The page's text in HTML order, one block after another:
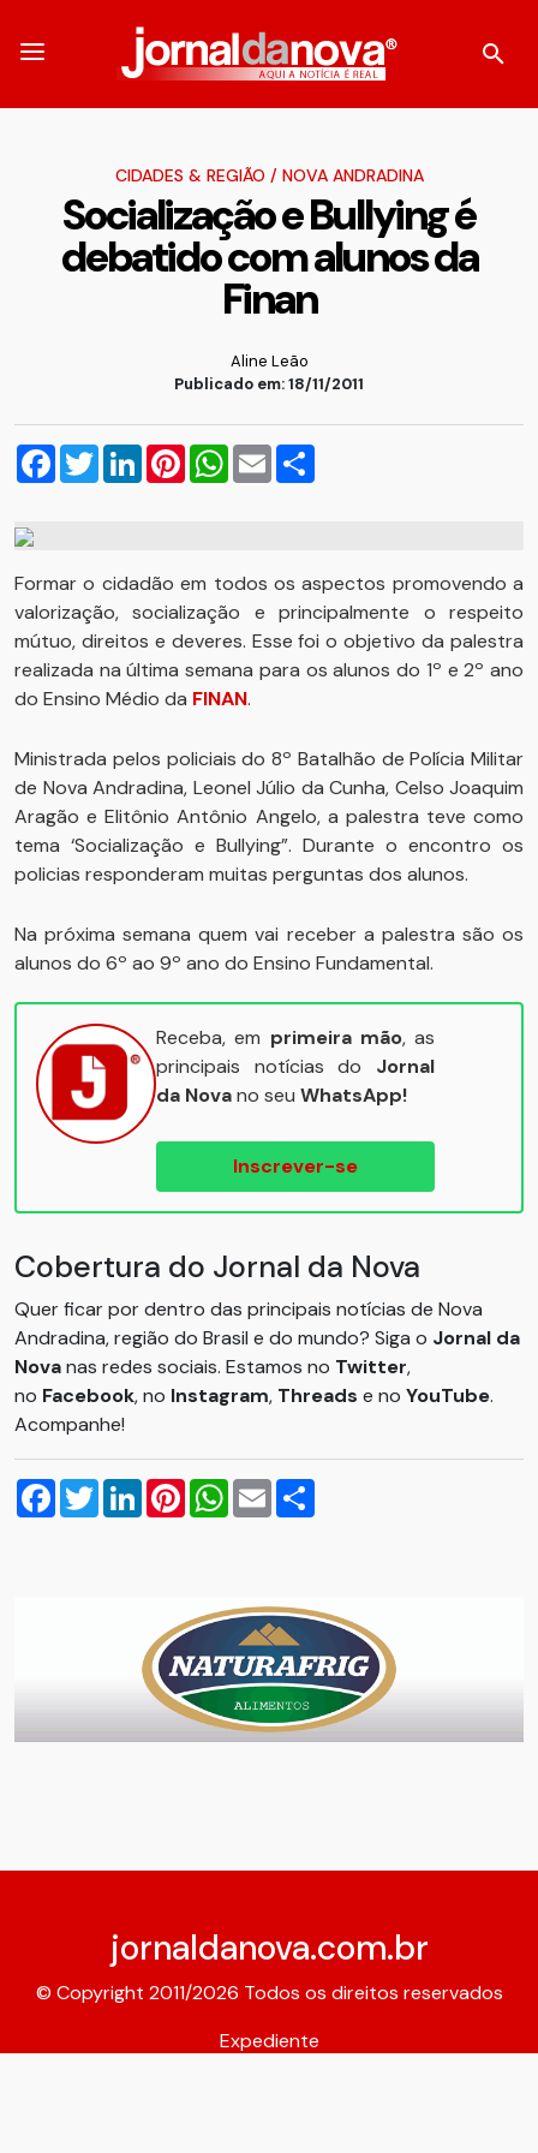
CIDADES & REGIÃO / NOVA ANDRADINA
Socialização e Bullying é
debatido com alunos da
Finan
Aline Leão
Publicado em: 18/11/2011
Facebook
TwitterLinkedInPinterestWhatsApp
Email
Formar o cidadão em todos os aspectos promovendo a
valorização, socialização e principalmente o respeito
mútuo, direitos e deveres. Esse foi o objetivo da palestra
realizada na última semana para os alunos do 1º e 2º ano
do Ensino Médio da FINAN.
Ministrada pelos policiais do 8º Batalhão de Polícia Militar
de Nova Andradina, Leonel Júlio da Cunha, Celso Joaquim
Aragão e Elitônio Antônio Angelo, a palestra teve como
tema ‘Socialização e Bullying”. Durante o encontro os
policias responderam muitas perguntas dos alunos.
Na próxima semana quem vai receber a palestra são os
alunos do 6º ao 9º ano do Ensino Fundamental.
Receba, em primeira mão, as
principais notícias do Jornal
da Novano seu WhatsApp!
Inscrever-se
Cobertura do Jornal da Nova
Quer ficar por dentro das principais notícias de Nova
Andradina, região do Brasil e do mundo? Siga o Jornal da
Novanas redes sociais. Estamos no Twitter,
no Facebook, no Instagram, Threads e no YouTube.
Acompanhe!
Facebook
TwitterLinkedInPinterestWhatsApp
Email
jornaldanova.com.br
© Copyright 2011/2026 Todos os direitos reservados
Expediente